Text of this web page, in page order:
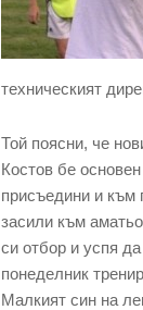
техническият
Той поясни, че
Костов бе
присъедини и към
засили към
си отбор и успя
понеделник
Малкият син на